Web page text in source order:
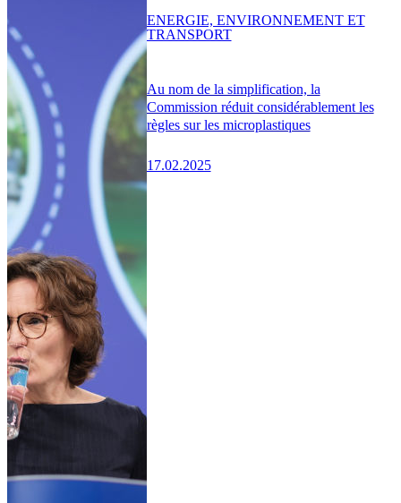
Au nom de la simplification, la
Commission réduit considérablement les
règles sur les microplastiques
17.02.2025
ENERGIE, ENVIRONNEMENT ET
TRANSPORT